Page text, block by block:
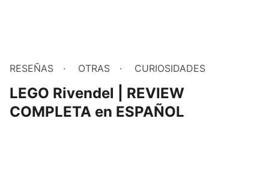
RESEÑAS OTRAS CURIOSIDADES
LEGO Rivendel | REVIEW
COMPLETA en ESPAÑOL